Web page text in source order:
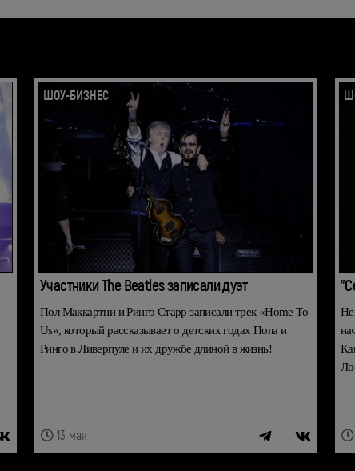
ШОУ-БИЗНЕС
Участники The Beatles записали дуэт
Пол Маккартни и Ринго Старр записали трек «Home To
Us», который рассказывает о детских годах Пола и
Ринго в Ливерпуле и их дружбе длиной в жизнь!
13 мая